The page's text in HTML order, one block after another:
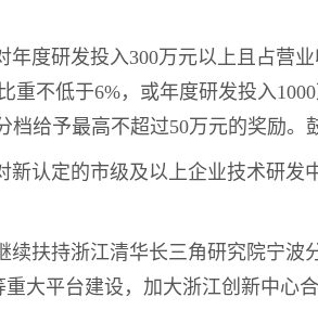
年度研发投入300万元以上且占营
重不低于6%，或年度研发投入
给予最高不超过50万元的奖励。
新认定的市级及以上企业技术研发
续扶持浙江清华长三角研究院宁波
大平台建设，加大浙江创新中心